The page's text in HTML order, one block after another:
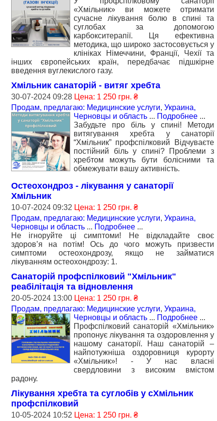
«Хмільник» ви можете отримати
сучасне лікування болю в спині та
суглобах за допомогою
карбокситерапії. Ця ефективна
методика, що широко застосовується у
клініках Німеччини, Франції, Чехії та
інших європейських країн, передбачає підшкірне
введення вуглекислого газу.
Хмільник санаторій - витяг хребта
30-07-2024 09:28 Цена: 1 250 грн. ₴
Продам, предлагаю: Медицинские услуги, Украина,
Черновцы и область ... Подробнее ...
Забудьте про біль у спині! Методи
витягування хребта у санаторії
“Хмільник” профспілковий Відчуваєте
постійний біль у спині? Проблеми з
хребтом можуть бути болісними та
обмежувати вашу активність.
Остеохондроз - лікування у санаторії
Хмільник
10-07-2024 09:32 Цена: 1 250 грн. ₴
Продам, предлагаю: Медицинские услуги, Украина,
Черновцы и область ... Подробнее ...
Не ігноруйте ці симптоми! Не відкладайте своє
здоров’я на потім! Ось до чого можуть призвести
симптоми остеохондрозу, якщо не займатися
лікуванням остеохондрозу: 1.
Санаторій профспілковий "Хмільник"
реабілітація та відновлення
20-05-2024 13:00 Цена: 1 250 грн. ₴
Продам, предлагаю: Медицинские услуги, Украина,
Черновцы и область ... Подробнее ...
Профспілковий санаторій «Хмільник»
пропонує лікування та оздоровлення у
нашому санаторії. Наш санаторій –
найпотужніша оздоровниця курорту
«Хмільник»! - У нас власні
свердловини з високим вмістом
радону.
Лікування хребта та суглобів у сХмільник
профспілковий
10-05-2024 10:52 Цена: 1 250 грн. ₴